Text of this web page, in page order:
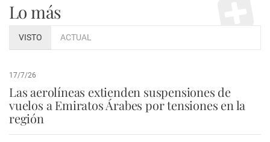
Lo más
VISTO ACTUAL
17/7/26
Las aerolíneas extienden suspensiones de
vuelos a Emiratos Árabes por tensiones en la
región